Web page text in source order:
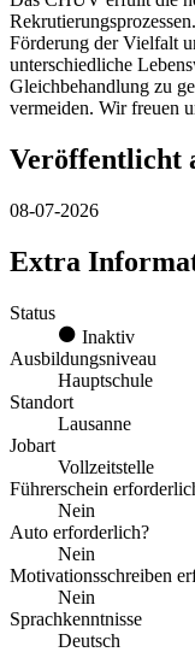
Förderung der Vielfalt
unterschiedliche
Gleichbehandlung zu
vermeiden. Wir freuen
Veröffentlicht
08-07-2026
Extra
Status
Inaktiv
Ausbildungsniveau
Hauptschule
Standort
Lausanne
Jobart
Vollzeitstelle
Führerschein
Nein
Auto erforderlich?
Nein
Motivationsschreiben
Nein
Sprachkenntnisse
Deutsch